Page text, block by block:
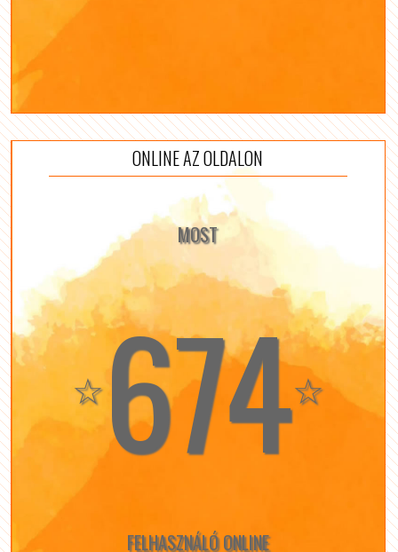
ONLINE AZ OLDALON
MOST
☆674☆
FELHASZNÁLÓ ONLINE